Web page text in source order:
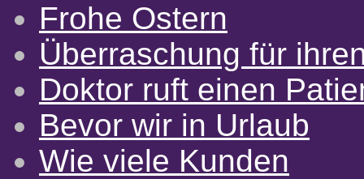
Frohe Ostern
Überraschung für
Doktor ruft einen
Bevor wir in Urlaub
Wie viele Kunden